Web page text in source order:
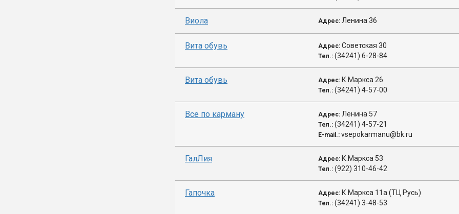
Виола Адрес: Ленина 36
Вита обувь Адрес: Советская 30
Тел.: (34241) 6-28-84
Вита обувь Адрес: К.Маркса 26
Тел.: (34241) 4-57-00
Все по карману Адрес: Ленина 57
Тел.: (34241) 4-57-21
E-mail.: vsepokarmanu@bk.ru
ГалЛия Адрес: К.Маркса 53
Тел.: (922) 310-46-42
Гапочка Адрес: К.Маркса 11а (ТЦ Русь)
Тел.: (34241) 3-48-53